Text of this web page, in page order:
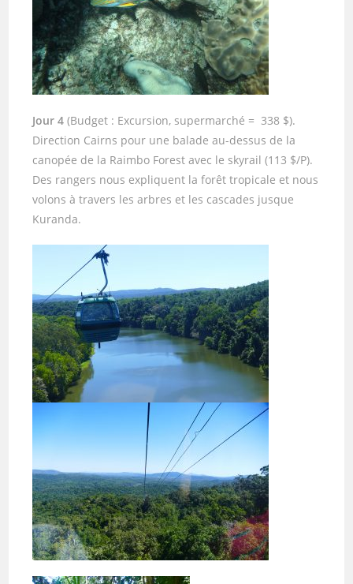
Jour 4 (Budget : Excursion, supermarché = 338 $).
Direction Cairns pour une balade au-dessus de la
canopée de la Raimbo Forest avec le skyrail (113 $/P).
Des rangers nous expliquent la forêt tropicale et nous
volons à travers les arbres et les cascades jusque
Kuranda.